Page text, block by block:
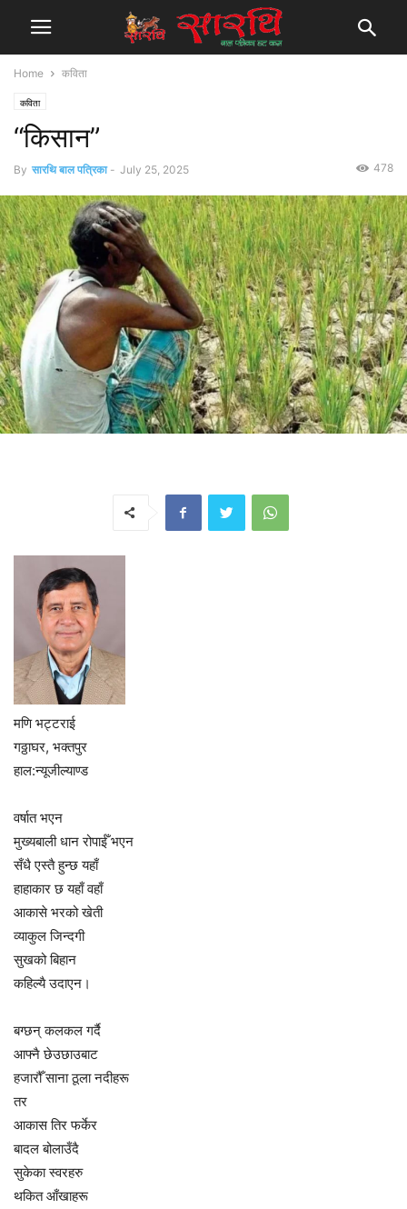
Home कविता
कविता
“किसान”
By सारथि बाल पत्रिका - July 25, 2025 478
मणि भट्टराई
गठ्ठाघर, भक्तपुर
हाल:न्यूजील्याण्ड
वर्षात भएन
मुख्यबाली धान रोपाईँ भएन
सँधै एस्तै हुन्छ यहाँ
हाहाकार छ यहाँ वहाँ
आकासे भरको खेती
व्याकुल जिन्दगी
सुखको बिहान
कहिल्यै उदाएन।
बग्छन् कलकल गर्दै
आफ्नै छेउछाउबाट
हजारौँ साना ठूला नदीहरू
तर
आकास तिर फर्केर
बादल बोलाउँदै
सुकेका स्वरहरु
थकित आँखाहरू